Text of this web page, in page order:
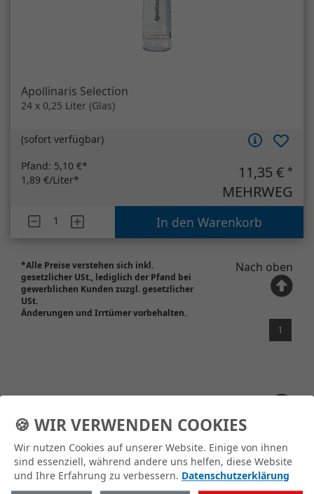
Apollinaris Selection
24 x 0,25 Liter (Glas)
(sofort verfügbar)
Pfand: 5,10 €*
1,89 €/Liter*
11,35 € *
MEHRWEG
Artikelanzahl Apollinaris Selection
In den Warenkorb
*Alle Preise verstehen sich inkl.
gesetzlicher USt., lediglich der Pfand bei
gewerblichen Kunden zuzgl. gesetzlicher
USt.
Änderungen und Irrtümer vorbehalten.
Nach oben
1
Markenpartner
🍪 WIR VERWENDEN COOKIES
Wir nutzen Cookies auf unserer Website. Einige von ihnen
sind essenziell, während andere uns helfen, diese Website
und Ihre Erfahrung zu verbessern. Datenschutzerklärung